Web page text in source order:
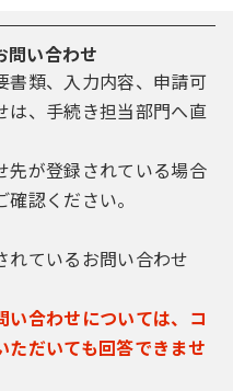
ことができま
の管理
登録される利用者I
タの送信時に画面
スワード（申請
ータの保護に不可
の事項を御確認
、整理番号及びパ
は、他者に知られ
等の照会には応じ
ため、パスワード
問い合わせ
書類、入力内容、申請可
は、手続き担当部門へ直
先が登録されている場合
認ください。
れているお問い合わせ
合わせについては、コ
ただいても回答できませ